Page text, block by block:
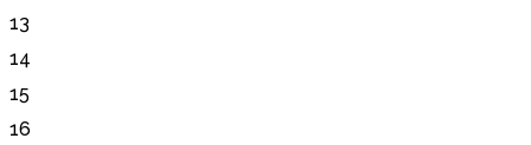
13
14
15
16